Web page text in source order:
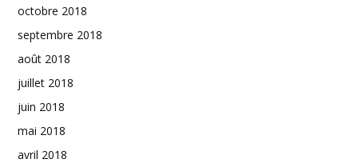
octobre 2018
septembre 2018
août 2018
juillet 2018
juin 2018
mai 2018
avril 2018